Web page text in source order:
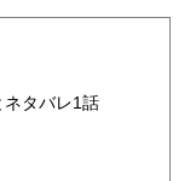
ネタバレ1話